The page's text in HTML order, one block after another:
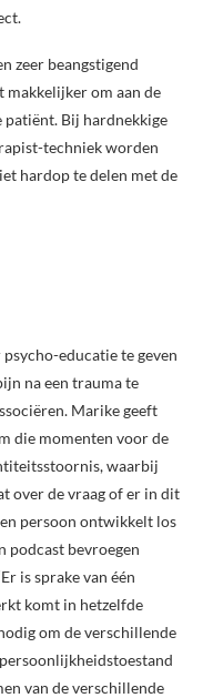
zeer beangstigend
makkelijker om aan de
patiënt. Bij hardnekkige
techniek worden
hardop te delen met de
educatie te geven
na een trauma te
Marike geeft
die momenten voor de
waarbij
over de vraag of er in dit
persoon ontwikkelt los
podcast bevroegen
is sprake van één
komt in hetzelfde
om de verschillende
van de verschillende